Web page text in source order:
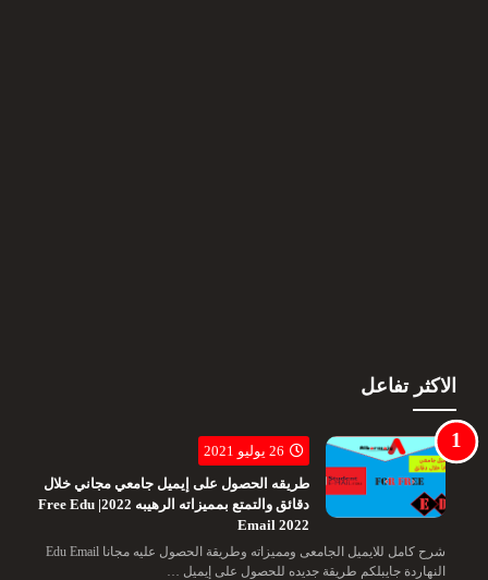
الاكثر تفاعل
26 يوليو 2021
طريقه الحصول على إيميل جامعي مجاني خلال
دقائق والتمتع بمميزاته الرهيبه 2022| Free Edu
Email 2022
شرح كامل للايميل الجامعى ومميزاته وطريقة الحصول عليه مجانا Edu Email
النهاردة جايبلكم طريقة جديده للحصول على إيميل …